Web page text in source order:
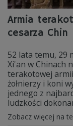
Armia
cesarza Chin
52 lata temu, 29
Xi'an w Chinach
terakotowej
żołnierzy i koni
jednego z
ludzkości
Zobacz więcej na